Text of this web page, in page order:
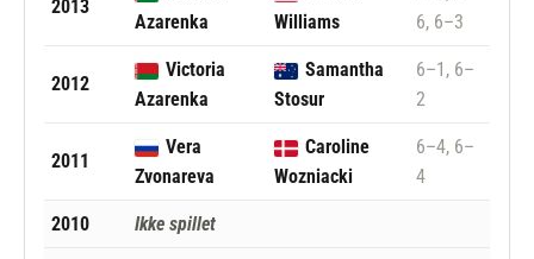
2013
Azarenka
Williams
6, 6–3
2012
Victoria
Azarenka
Samantha
Stosur
6–1, 6–
2
2011
Vera
Zvonareva
Caroline
Wozniacki
6–4, 6–
4
2010 Ikke spillet